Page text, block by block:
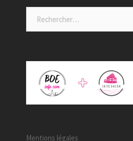
Mentions légales